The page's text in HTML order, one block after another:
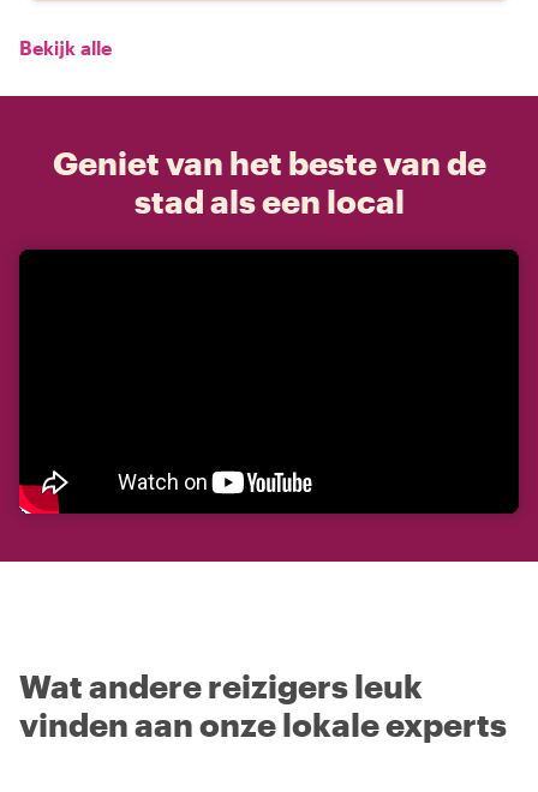
Bekijk alle
Geniet van het beste van de
stad als een local
Wat andere reizigers leuk
vinden aan onze lokale experts